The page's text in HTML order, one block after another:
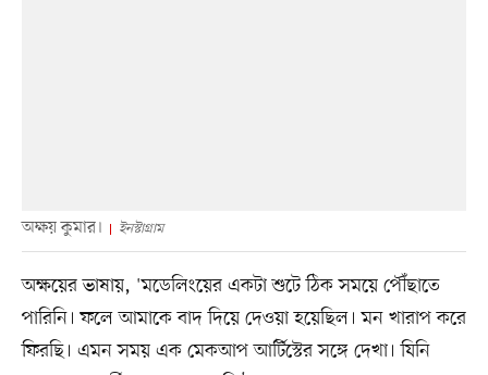
অক্ষয় কুমার। ইনস্টাগ্রাম
অক্ষয়ের ভাষায়, 'মডেলিংয়ের একটা শুটে ঠিক সময়ে পৌঁছাতে
পারিনি। ফলে আমাকে বাদ দিয়ে দেওয়া হয়েছিল। মন খারাপ করে
ফিরছি। এমন সময় এক মেকআপ আর্টিস্টের সঙ্গে দেখা। যিনি